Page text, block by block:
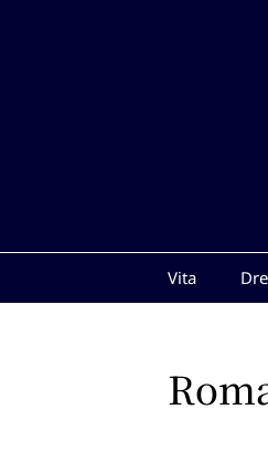
Inhalt
Vita